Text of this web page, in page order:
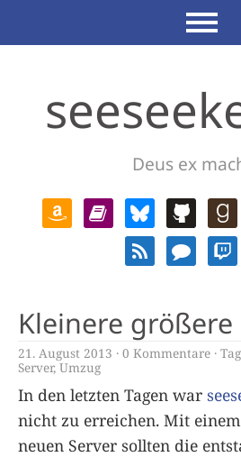
Deus ex
Kleinere
21. August 2013 0 Kommentare
Server,Umzug
In den letzten Tagen war
nicht zu erreichen. Mit
neuen Server sollten die